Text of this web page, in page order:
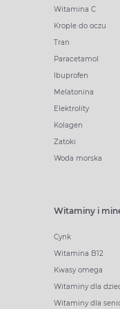
Witamina C
Krople do oczu
Tran
Paracetamol
Ibuprofen
Melatonina
Elektrolity
Kolagen
Zatoki
Woda morska
Witaminy i
Cynk
Witamina B12
Kwasy omega
Witaminy dla
Witaminy dla